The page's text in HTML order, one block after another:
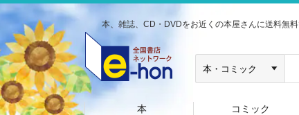
本、雑誌、CD・DVDをお近くの本屋さんに送料無料
本 コミック